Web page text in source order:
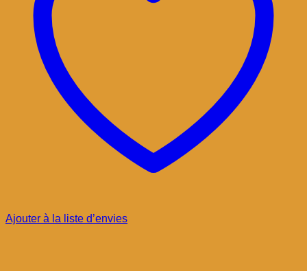
Ajouter à la liste d’envies